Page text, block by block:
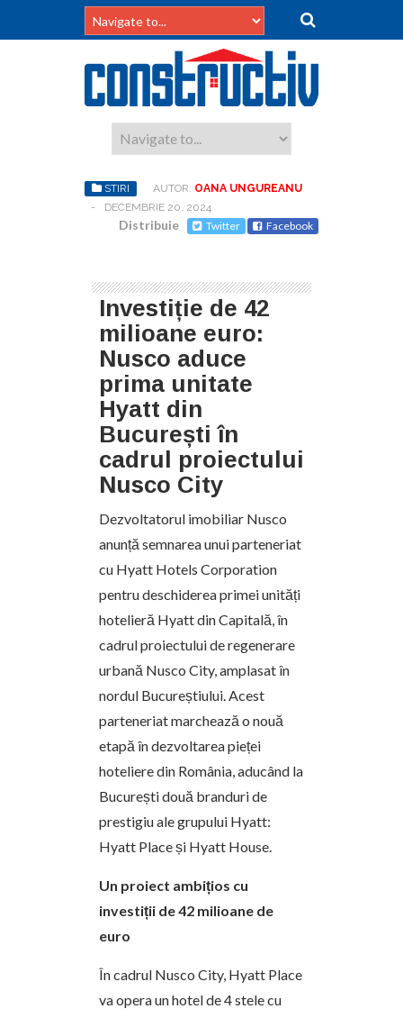
STIRI AUTOR: OANA UNGUREANU
-
DECEMBRIE 20, 2024
Distribuie Twitter Facebook
Investiție de 42
milioane euro:
Nusco aduce
prima unitate
Hyatt din
București în
cadrul proiectului
Nusco City
Dezvoltatorul imobiliar Nusco
anunță semnarea unui parteneriat
cu Hyatt Hotels Corporation
pentru deschiderea primei unități
hotelieră Hyatt din Capitală, în
cadrul proiectului de regenerare
urbană Nusco City, amplasat în
nordul Bucureștiului. Acest
parteneriat marchează o nouă
etapă în dezvoltarea pieței
hoteliere din România, aducând la
București două branduri de
prestigiu ale grupului Hyatt:
Hyatt Place și Hyatt House.
Un proiect ambițios cu
investiții de 42 milioane de
euro
În cadrul Nusco City, Hyatt Place
va opera un hotel de 4 stele cu